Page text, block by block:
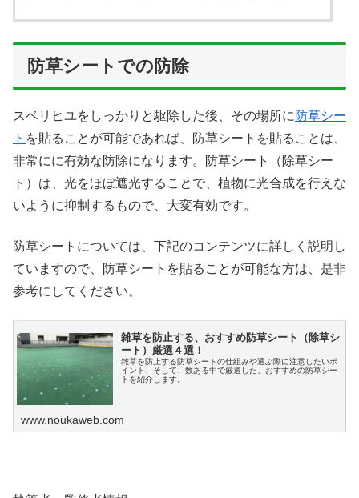
防草シートでの防除
スベリヒユをしっかりと駆除した後、その場所に 防草シー
ト を貼ることが可能であれば、防草シートを貼ることは、
非常にに有効な防除になります。防草シート（除草シー
ト）は、光をほぼ遮光することで、植物に光合成を行えな
いように抑制するもので、大変有効です。
防草シートについては、下記のコンテンツに詳しく説明し
ていますので、防草シートを貼ることが可能な方は、是非
参考にしてください。
雑草を防止する、おすすめ防草シート（除草シ
ート）厳選４選！
雑草を防止する防草シートの仕組みや選ぶ際に注意したいポ
イント、そして、数ある中で厳選した、おすすめの防草シー
トを紹介します。
www.noukaweb.com